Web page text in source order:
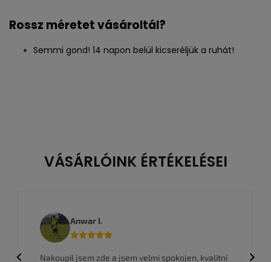
Rossz méretet vásároltál?
Semmi gond! 14 napon belül kicseréljük a ruhát!
VÁSÁRLÓINK ÉRTÉKELÉSEI
Previous
Anwar I.
Nakoupil jsem zde a jsem velmi spokojen, kvalitní
Next